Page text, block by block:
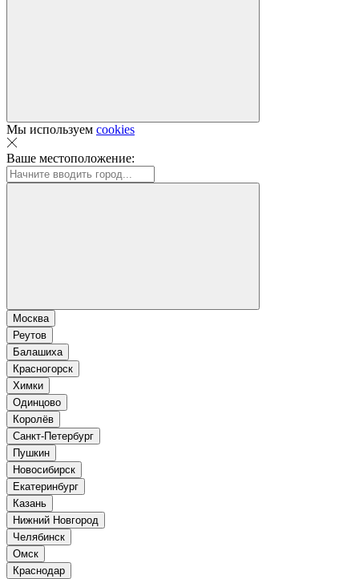
Мы используем cookies
Ваше местоположение:
Москва
Реутов
Балашиха
Красногорск
Химки
Одинцово
Королёв
Санкт-Петербург
Пушкин
Новосибирск
Екатеринбург
Казань
Нижний Новгород
Челябинск
Омск
Краснодар